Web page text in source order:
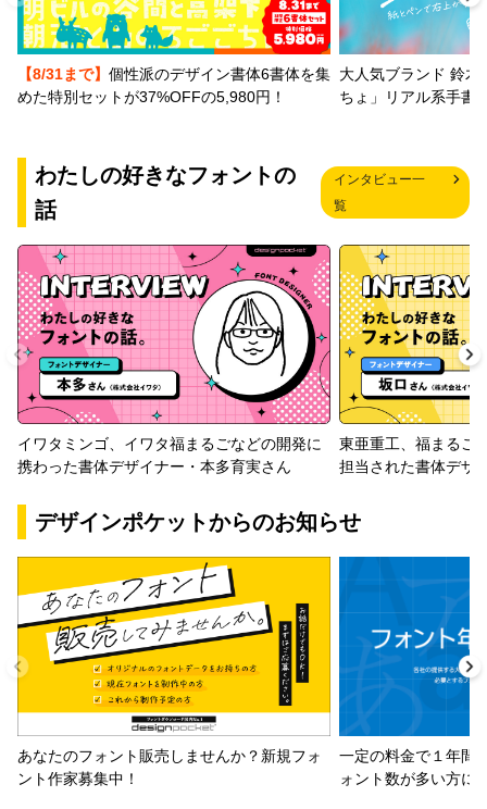
【8/31まで】 個性派のデザイン書体6書体を集
めた特別セットが37%OFFの5,980円！
大人気ブランド 鈴木
ちょ」リアル系手書
わたしの好きなフォントの
話
インタビュー一
覧
イワタミンゴ、イワタ福まるごなどの開発に
携わった書体デザイナー・本多育実さん
東亜重工、福まるご
担当された書体デザ
デザインポケットからのお知らせ
あなたのフォント販売しませんか？新規フォ
ント作家募集中！
一定の料金で１年間
ォント数が多い方に